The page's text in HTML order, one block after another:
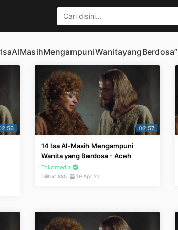
02:57
14 Isa Al-Masih Mengampuni
Wanita yang Berdosa - Aceh
Tokomedia
Dilihat 885 19 Apr 21